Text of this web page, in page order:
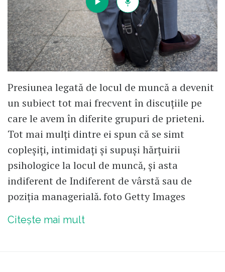
Presiunea legată de locul de muncă a devenit
un subiect tot mai frecvent în discuțiile pe
care le avem în diferite grupuri de prieteni.
Tot mai mulți dintre ei spun că se simt
copleșiți, intimidați și supuși hărțuirii
psihologice la locul de muncă, și asta
indiferent de Indiferent de vârstă sau de
poziția managerială. foto Getty Images
Citește mai mult